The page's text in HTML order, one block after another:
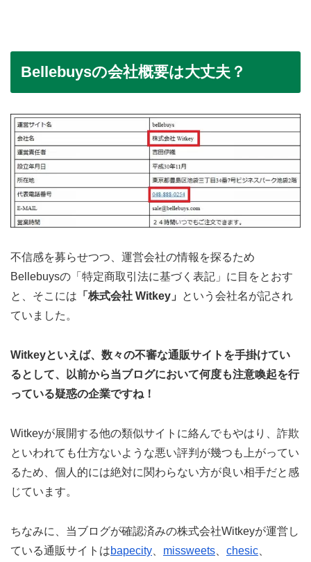
Bellebuysの会社概要は大丈夫？
不信感を募らせつつ、運営会社の情報を探るため
Bellebuysの「特定商取引法に基づく表記」に目をとおす
と、そこには 「株式会社 Witkey」
という会社名が記され
ていました。
Witkeyといえば、数々の不審な通販サイトを手掛けてい
るとして、以前から当ブログにおいて何度も注意喚起を行
っている疑惑の企業ですね！
Witkeyが展開する他の類似サイトに絡んでもやはり、詐欺
といわれても仕方ないような悪い評判が幾つも上がってい
るため、個人的には絶対に関わらない方が良い相手だと感
じています。
ちなみに、当ブログが確認済みの株式会社Witkeyが運営し
ている通販サイトはbapecity missweets chesic